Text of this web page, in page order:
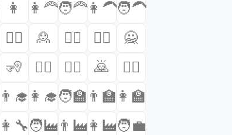
👩 👩‍🦰🧑‍🦰👩‍🦱🧑‍🦱
🙍‍♀️ 🙎 🙎‍♂️ 🙎‍♀️
🙅
🧏 🧏‍♂️ 🧏‍♀️ 🙇
🙇‍♂️
👨‍🎓 👩‍🎓🧑‍🏫 👨‍🏫 👩‍🏫
👩‍🔧🧑‍🏭 👨‍🏭 👩‍🏭🧑‍💼